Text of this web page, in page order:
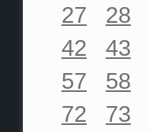
27
28
42
43
57
58
72
73